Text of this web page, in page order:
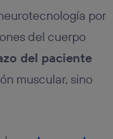
por
del cuerpo
del paciente
muscular, sino